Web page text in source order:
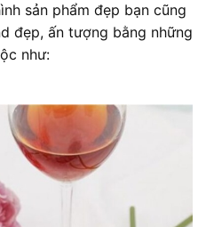
sản phẩm đẹp bạn cũng
đẹp, ấn tượng bằng những
như: